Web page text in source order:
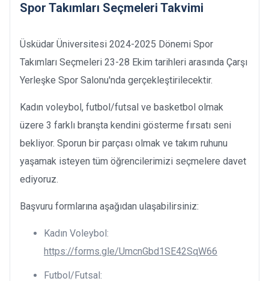
Spor Takımları Seçmeleri Takvimi
Üsküdar Üniversitesi 2024-2025 Dönemi Spor
Takımları Seçmeleri 23-28 Ekim tarihleri arasında Çarşı
Yerleşke Spor Salonu'nda gerçekleştirilecektir.
Kadın voleybol, futbol/futsal ve basketbol olmak
üzere 3 farklı branşta kendini gösterme fırsatı seni
bekliyor. Sporun bir parçası olmak ve takım ruhunu
yaşamak isteyen tüm öğrencilerimizi seçmelere davet
ediyoruz.
Başvuru formlarına aşağıdan ulaşabilirsiniz:
Kadın Voleybol:
https://forms.gle/UmcnGbd1SE42SqW66
Futbol/Futsal: